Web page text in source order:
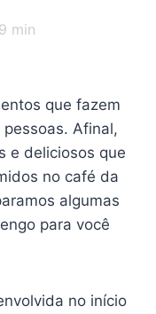
9 min
que fazem
Afinal,
e deliciosos que
no café da
algumas
para você
no início